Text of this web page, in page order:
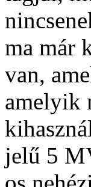
ma már
van,
amelyik
jelű 5